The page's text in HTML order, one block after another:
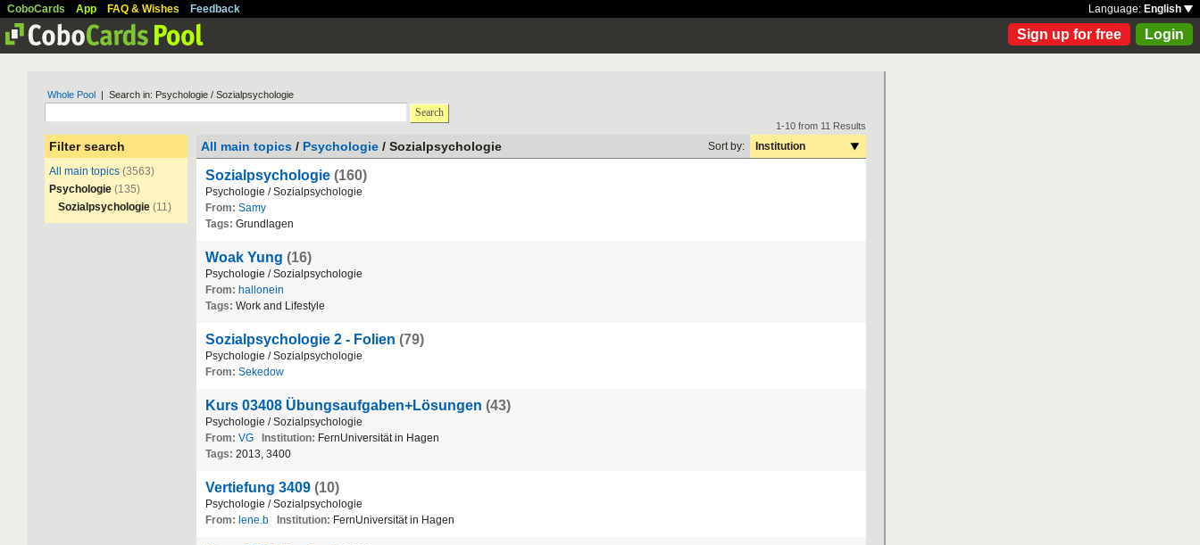
CoboCards App FAQ & Wishes Feedback Language: English
Sign up for free Login
Whole Pool | Search in: Psychologie / Sozialpsychologie
Search
Filter search
All main topics (3563)
Psychologie (135)
Sozialpsychologie (11)
1-10 from 11 Results
All main topics / Psychologie / Sozialpsychologie Sort by: Institution
Sozialpsychologie (160)
Psychologie /Sozialpsychologie
From: Samy
Tags: Grundlagen
Woak Yung (16)
Psychologie /Sozialpsychologie
From: hallonein
Tags: Work and Lifestyle
Sozialpsychologie 2 - Folien (79)
Psychologie /Sozialpsychologie
From: Sekedow
Kurs 03408 Übungsaufgaben+Lösungen (43)
Psychologie /Sozialpsychologie
From: VG Institution: FernUniversität in Hagen
Tags: 2013, 3400
Vertiefung 3409 (10)
Psychologie /Sozialpsychologie
From: lene.b Institution: FernUniversität in Hagen